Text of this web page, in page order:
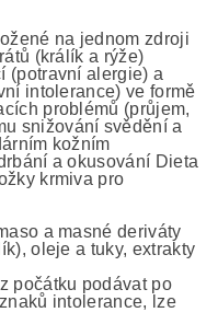
na jednom zdroji
(králík a rýže)
(potravní alergie) a
intolerance) ve formě
problémů (průjem,
snižování svědění a
kožním
a okusování Dieta
krmiva pro
a masné deriváty
oleje a tuky, extrakty
počátku podávat po
intolerance, lze